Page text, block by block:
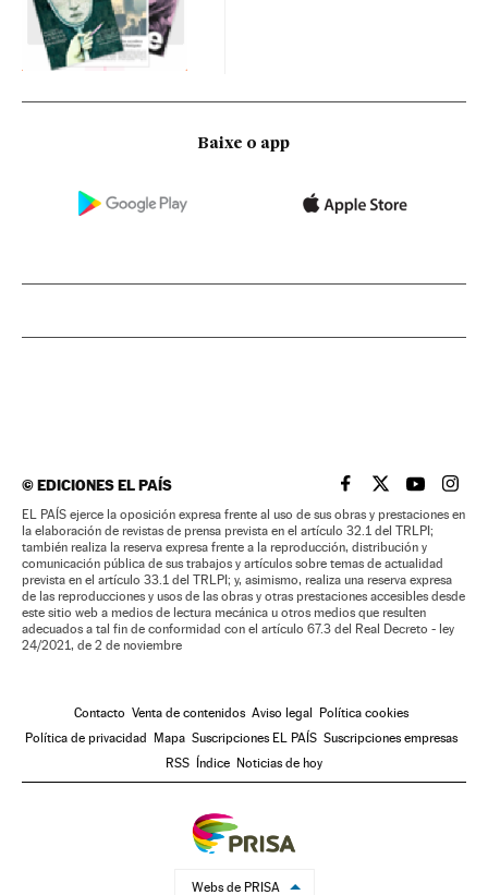
Baixe o app
©EDICIONES EL PAÍS EL PAÍS BRASIL EN
EL PAÍSEL PAÍS
EL
EL PAÍS ejerce la oposición expresa frente al uso de sus obras y prestaciones en
la elaboración de revistas de prensa prevista en el artículo 32.1 del TRLPI;
también realiza la reserva expresa frente a la reproducción, distribución y
comunicación pública de sus trabajos y artículos sobre temas de actualidad
prevista en el artículo 33.1 del TRLPI; y, asimismo, realiza una reserva expresa
de las reproducciones y usos de las obras y otras prestaciones accesibles desde
este sitio web a medios de lectura mecánica u otros medios que resulten
adecuados a tal fin de conformidad con el artículo 67.3 del Real Decreto - ley
24/2021, de 2 de noviembre
Contacto Venta de contenidos Aviso legal
Política cookies
Política de privacidad
Mapa Suscripciones EL PAÍS Suscripciones empresas
RSS
Índice Noticias de hoy
Webs de PRISA